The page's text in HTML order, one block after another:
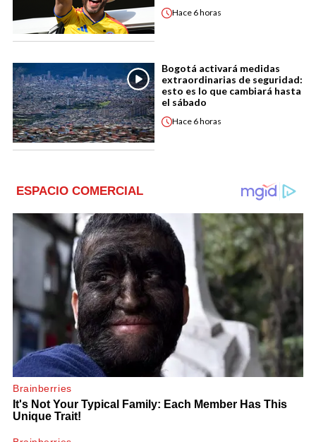
Hace 6 horas
Bogotá activará medidas
extraordinarias de seguridad:
esto es lo que cambiará hasta
el sábado
Hace 6 horas